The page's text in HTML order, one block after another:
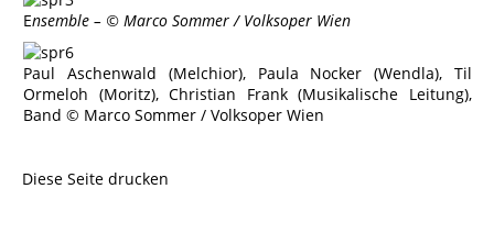
Ensemble – © Marco Sommer / Volksoper Wien
Paul Aschenwald (Melchior), Paula Nocker (Wendla), Til
Ormeloh (Moritz), Christian Frank (Musikalische Leitung),
Band © Marco Sommer / Volksoper Wien
Diese Seite drucken